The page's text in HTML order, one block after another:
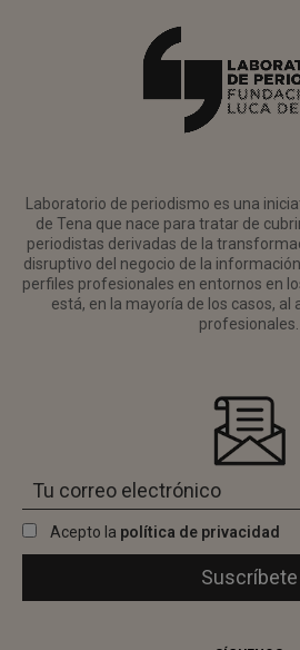
Laboratorio de periodismo es una
de Tena que nace para tratar de
periodistas derivadas de la
disruptivo del negocio de la
perfiles profesionales en entornos en
está, en la mayoría de los casos, al
profesionales.
Acepto la política de privacidad